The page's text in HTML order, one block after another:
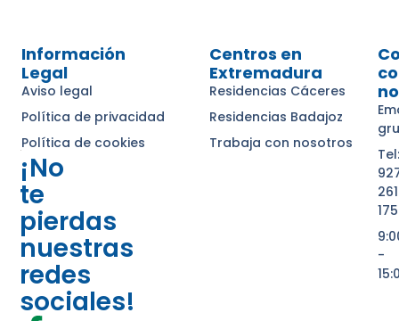
¡No
te
pierdas
nuestras
redes
sociales!
Centros en
Extremadura
Residencias Cáceres
Residencias Badajoz
Trabaja con nosotros
Información
Legal
Aviso legal
Política de privacidad
Política de cookies
Tel:
261
175
-